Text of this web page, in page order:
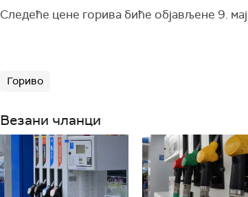
Следеће цене горива биће објављене 9.
Гориво
Везани чланци